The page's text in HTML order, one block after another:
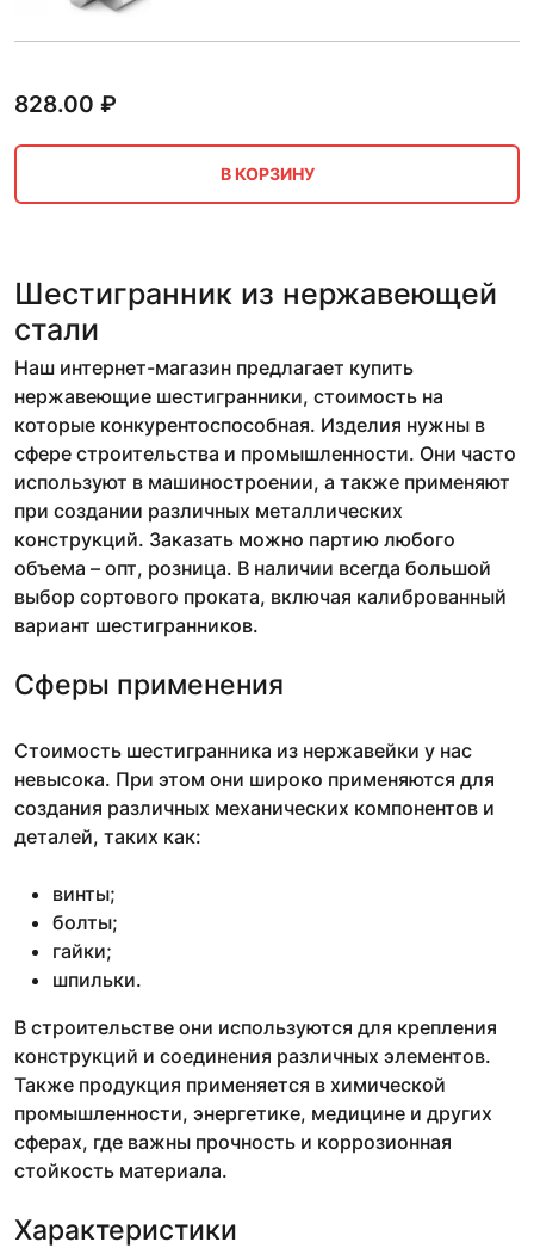
828.00 ₽
В КОРЗИНУ
Шестигранник из нержавеющей
стали
Наш интернет-магазин предлагает купить
нержавеющие шестигранники, стоимость на
которые конкурентоспособная. Изделия нужны в
сфере строительства и промышленности. Они часто
используют в машиностроении, а также применяют
при создании различных металлических
конструкций. Заказать можно партию любого
объема – опт, розница. В наличии всегда большой
выбор сортового проката, включая калиброванный
вариант шестигранников.
Сферы применения
Стоимость шестигранника из нержавейки у нас
невысока. При этом они широко применяются для
создания различных механических компонентов и
деталей, таких как:
винты;
болты;
гайки;
шпильки.
В строительстве они используются для крепления
конструкций и соединения различных элементов.
Также продукция применяется в химической
промышленности, энергетике, медицине и других
сферах, где важны прочность и коррозионная
стойкость материала.
Характеристики